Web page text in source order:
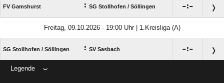
FV Gamshurst : SG Stollhofen /​ Söllingen :
Freitag, 09.10.2026 - 19:00 Uhr | 1.Kreisliga (A)
SG Stollhofen /​ Söllingen : SV Sasbach :
Legende